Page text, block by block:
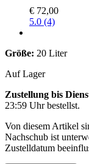
€ 72,00
5.0 (4)
Größe: 20 Liter
Auf Lager
Zustellung bis
23:59 Uhrbestellst.
Von diesem Artikel
Nachschub ist
Zustelldatum